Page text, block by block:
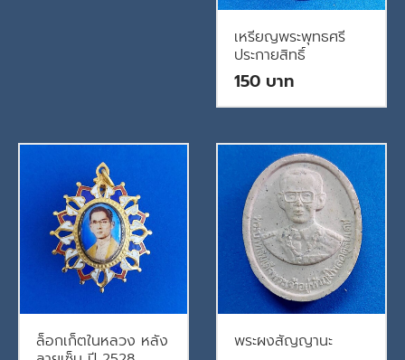
เหรียญพระพุทธศรี
ประกายสิทธิ์
150
ล็อกเก็ตในหลวง หลัง
พระผงสัญญานะ